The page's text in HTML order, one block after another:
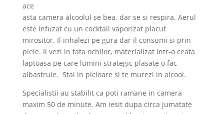
ace
asta camera alcoolul se bea, dar se si respira. Aerul
este infuzat cu un cocktail vaporizat placut
mirositor. Il inhalezi pe gura dar il consumi si prin
piele. Il vezi in fata ochilor, materializat intr-o ceata
laptoasa pe care lumini strategic plasate o fac
albastruie. Stai in picioare si te murezi in alcool.
Specialistii au stabilit ca poti ramane in camera
maxim 50 de minute. Am iesit dupa circa jumatate